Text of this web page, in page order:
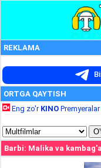
REKLAMA
ORTGA QAYTISH
Eng zo'r KINO Premyeralar
Barbi: Malika va